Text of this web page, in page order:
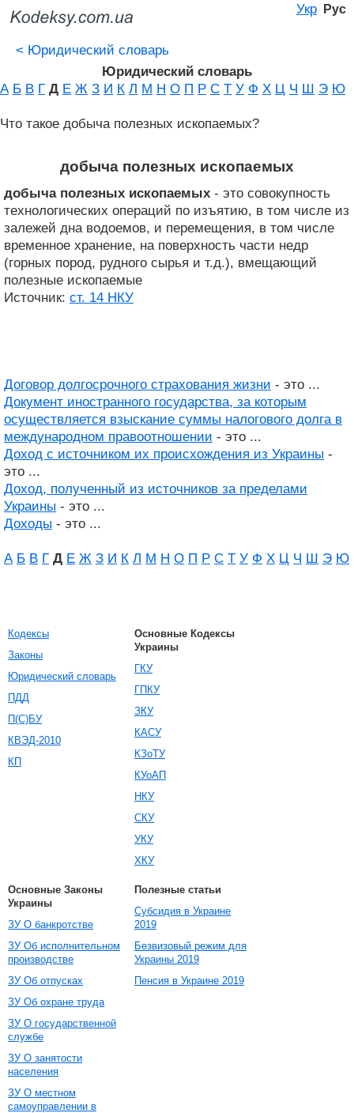
Укр Рус
< Юридический словарь
Юридический словарь
А Б В Г Д Е Ж З И К Л М Н О П Р С Т У Ф Х Ц Ч Ш Э Ю
Что такое добыча полезных ископаемых?
добыча полезных ископаемых
добыча полезных ископаемых - это совокупность
технологических операций по изъятию, в том числе из
залежей дна водоемов, и перемещения, в том числе
временное хранение, на поверхность части недр
(горных пород, рудного сырья и т.д.), вмещающий
полезные ископаемые
Источник: ст. 14 НКУ
Договор долгосрочного страхования жизни - это ...
Документ иностранного государства, за которым
осуществляется взыскание суммы налогового долга в
международном правоотношении - это ...
Доход с источником их происхождения из Украины -
это ...
Доход, полученный из источников за пределами
Украины - это ...
Доходы - это ...
А Б В Г Д Е Ж З И К Л М Н О П Р С Т У Ф Х Ц Ч Ш Э Ю
Кодексы
Законы
Юридический словарь
ПДД
П(С)БУ
КВЭД-2010
КП
Основные Кодексы
Украины
ГКУ
ГПКУ
ЗКУ
КАСУ
КЗоТУ
КУоАП
НКУ
СКУ
УКУ
ХКУ
Основные Законы
Украины
ЗУ О банкротстве
ЗУ Об исполнительном
производстве
ЗУ Об отпусках
ЗУ Об охране труда
ЗУ О государственной
службе
ЗУ О занятости
населения
ЗУ О местном
самоуправлении в
Полезные статьи
Субсидия в Украине
2019
Безвизовый режим для
Украины 2019
Пенсия в Украине 2019